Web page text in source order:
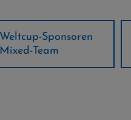
Regions-Partner